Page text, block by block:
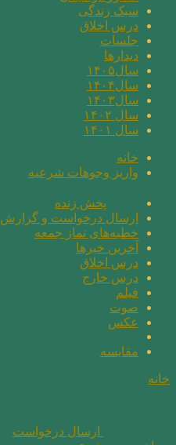
سبک زندگی
درس اخلاق
جلسات
دیدارها
سال۱۴۰۵
سال۱۴۰۴
سال۱۴۰۳
سال ۱۴۰۲
سال ۱۴۰۱
خانه
واریز وجوهات شرعیه
پخش زنده
ارسال درخواست و گزارش
خطبه‌های نماز جمعه
آخرین خبرها
درس اخلاق
درس خارج
فیلم
صوت
عکس
مقايسه
خانه
ارسال درخواست